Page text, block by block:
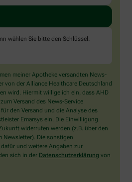
wählen Sie bitte den Schlüssel .
meiner Apotheke versandten News-
von der Alliance Healthcare Deutschland
wird. Hiermit willige ich ein, dass AHD
Versand des News-Service
den Versand und die Analyse des
Emarsys ein. Die Einwilligung
widerrufen werden (z.B. über den
Newsletter). Die sonstigen
und weitere Angaben zur
sich in der Datenschutzerklärung von